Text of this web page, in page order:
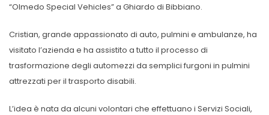
“Olmedo Special Vehicles” a Ghiardo di Bibbiano.
Cristian, grande appassionato di auto, pulmini e ambulanze, ha
visitato l’azienda e ha assistito a tutto il processo di
trasformazione degli automezzi da semplici furgoni in pulmini
attrezzati per il trasporto disabili.
L’idea è nata da alcuni volontari che effettuano i Servizi Sociali,